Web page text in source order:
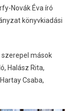
Novák Éva író
könyvkiadási
mások
Halász Rita,
Csaba,